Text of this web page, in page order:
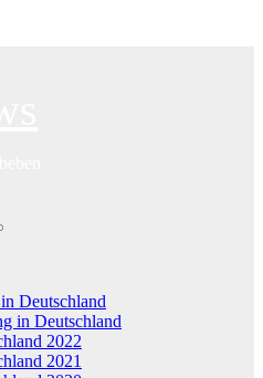
Deutschland
in Deutschland
2022
2021